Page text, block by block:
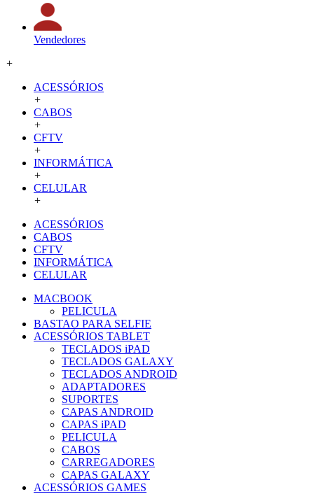
Vendedores
+
ACESSÓRIOS
+
CABOS
+
CFTV
+
INFORMÁTICA
+
CELULAR
+
ACESSÓRIOS
CABOS
CFTV
INFORMÁTICA
CELULAR
MACBOOK
PELICULA
BASTAO PARA SELFIE
ACESSÓRIOS TABLET
TECLADOS iPAD
TECLADOS GALAXY
TECLADOS ANDROID
ADAPTADORES
SUPORTES
CAPAS ANDROID
CAPAS iPAD
PELICULA
CABOS
CARREGADORES
CAPAS GALAXY
ACESSÓRIOS GAMES